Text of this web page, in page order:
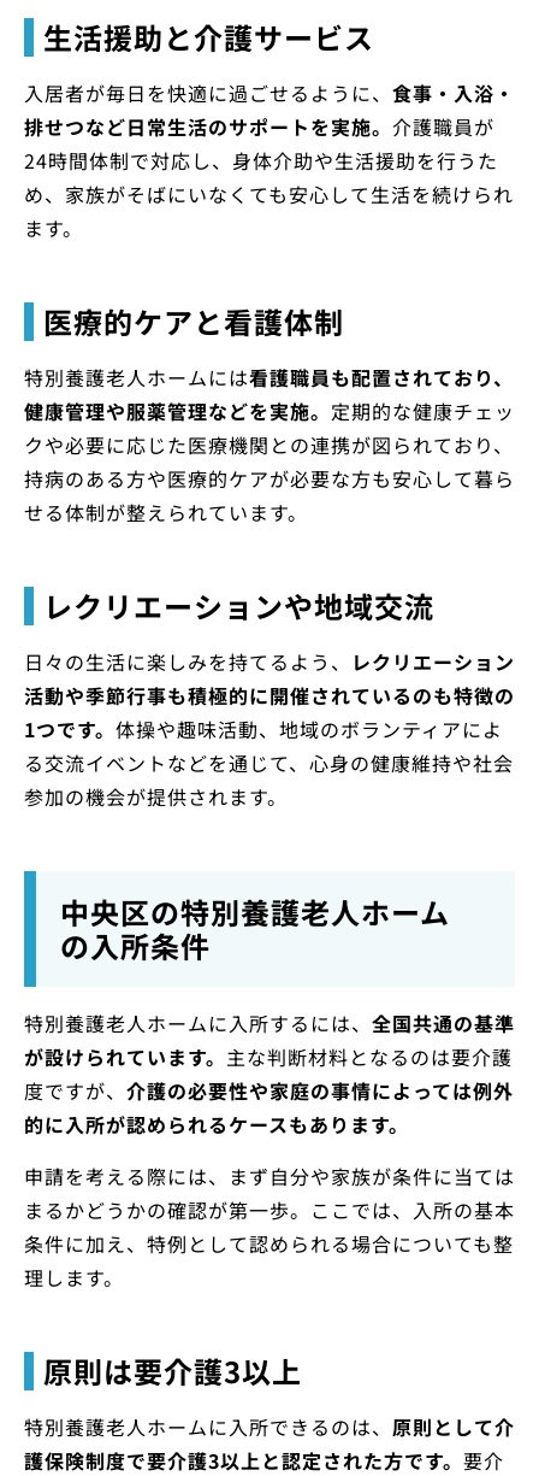
生活援助と介護サービス
入居者が毎日を快適に過ごせるように、 食事・入浴・
排せつなど日常生活のサポートを実施。 介護職員が
24時間体制で対応し、身体介助や生活援助を行うた
め、家族がそばにいなくても安心して生活を続けられ
ます。
医療的ケアと看護体制
特別養護老人ホームには看護職員も配置されており、
健康管理や服薬管理などを実施。 定期的な健康チェッ
クや必要に応じた医療機関との連携が図られており、
持病のある方や医療的ケアが必要な方も安心して暮ら
せる体制が整えられています。
レクリエーションや地域交流
日々の生活に楽しみを持てるよう、 レクリエーション
活動や季節行事も積極的に開催されているのも特徴の
1つです。 体操や趣味活動、地域のボランティアによ
る交流イベントなどを通じて、心身の健康維持や社会
参加の機会が提供されます。
中央区の特別養護老人ホーム
の入所条件
特別養護老人ホームに入所するには、 全国共通の基準
が設けられています。 主な判断材料となるのは要介護
度ですが、 介護の必要性や家庭の事情によっては例外
的に入所が認められるケースもあります。
申請を考える際には、まず自分や家族が条件に当ては
まるかどうかの確認が第一歩。ここでは、入所の基本
条件に加え、特例として認められる場合についても整
理します。
原則は要介護3以上
特別養護老人ホームに入所できるのは、 原則として介
護保険制度で要介護3以上と認定された方です。 要介